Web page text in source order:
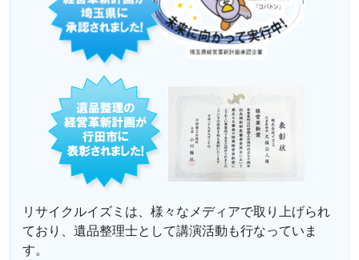
リサイクルイズミは、様々なメディアで取り上げられ
ており、遺品整理士として講演活動も行なっていま
す。